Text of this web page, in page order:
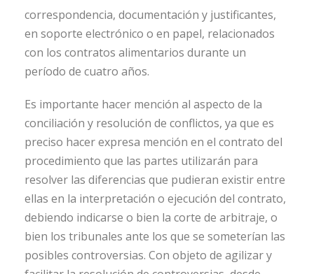
correspondencia, documentación y justificantes,
en soporte electrónico o en papel, relacionados
con los contratos alimentarios durante un
período de cuatro años.
Es importante hacer mención al aspecto de la
conciliación y resolución de conflictos, ya que es
preciso hacer expresa mención en el contrato del
procedimiento que las partes utilizarán para
resolver las diferencias que pudieran existir entre
ellas en la interpretación o ejecución del contrato,
debiendo indicarse o bien la corte de arbitraje, o
bien los tribunales ante los que se someterían las
posibles controversias. Con objeto de agilizar y